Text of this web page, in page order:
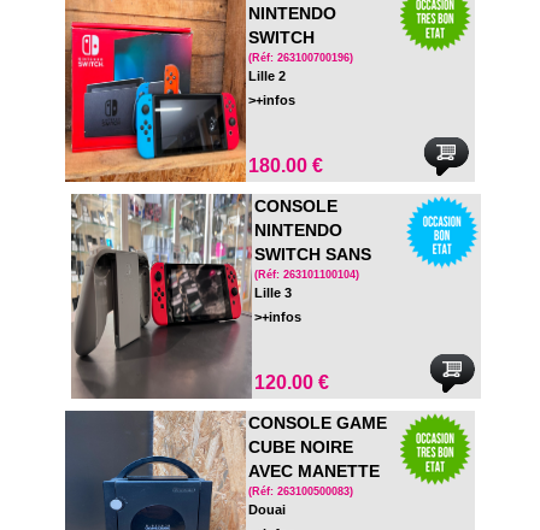
NINTENDO
SWITCH
COMPLETE EN
BOITE
(Réf: 263100700196)
Lille 2
>+infos
180.00 €
CONSOLE
NINTENDO
SWITCH SANS
DOCK
(Réf: 263101100104)
Lille 3
>+infos
120.00 €
CONSOLE GAME
CUBE NOIRE
AVEC MANETTE
OFFICIELLE EN
BOITE
(Réf: 263100500083)
Douai